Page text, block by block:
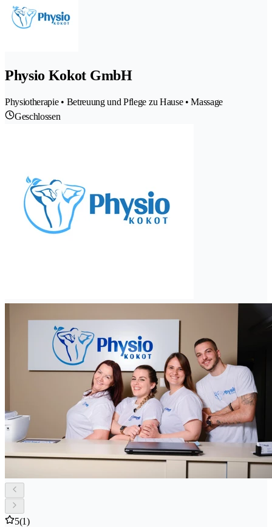
Physio Kokot GmbH
Physiotherapie • Betreuung und Pflege zu Hause • Massage
Geschlossen
5(1)